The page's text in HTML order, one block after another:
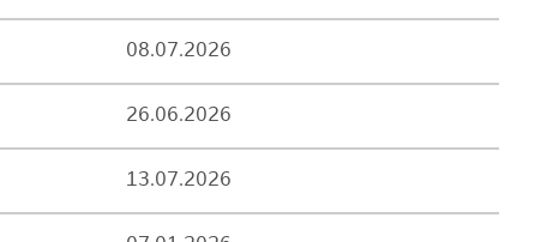
08.07.2026
26.06.2026
13.07.2026